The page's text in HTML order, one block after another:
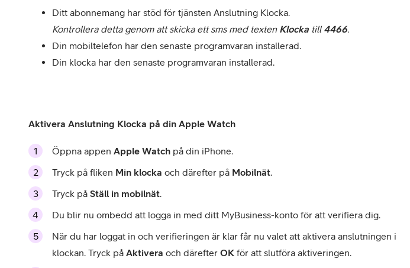
Ditt abonnemang har stöd för tjänsten Anslutning Klocka.
Kontrollera detta genom att skicka ett sms med texten Klocka till 4466.
Din mobiltelefon har den senaste programvaran installerad.
Din klocka har den senaste programvaran installerad.
Aktivera Anslutning Klocka på din Apple Watch
Öppna appen Apple Watch på din iPhone.
Tryck på fliken Min klocka och därefter på Mobilnät.
Tryck på Ställ in mobilnät.
Du blir nu ombedd att logga in med ditt MyBusiness-konto för att verifiera dig.
När du har loggat in och verifieringen är klar får nu valet att aktivera anslutningen i
klockan. Tryck på Aktivera och därefter OK för att slutföra aktiveringen.